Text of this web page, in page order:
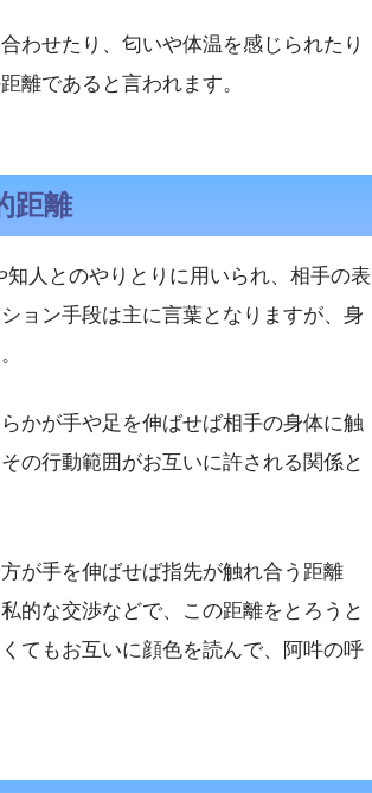
わせたり、匂いや体温を感じられたり
離であると言われます。
距離
人とのやりとりに用いられ、相手の表
ョン手段は主に言葉となりますが、身
かが手や足を伸ばせば相手の身体に触
の行動範囲がお互いに許される関係と
が手を伸ばせば指先が触れ合う距離
的な交渉などで、この距離をとろうと
てもお互いに顔色を読んで、阿吽の呼